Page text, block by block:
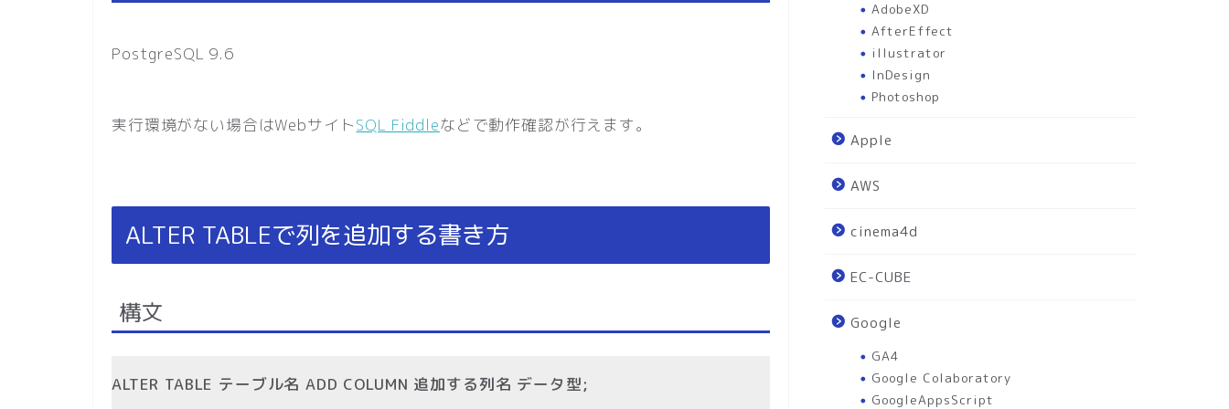
PostgreSQL 9.6
実行環境がない場合はWebサイトSQL Fiddleなどで動作確認が行えます。
ALTER TABLEで列を追加する書き方
構文
ALTER TABLE テーブル名 ADD COLUMN 追加する列名 データ型;
AdobeXD
AfterEffect
illustrator
InDesign
Photoshop
Apple
AWS
cinema4d
EC-CUBE
Google
GA4
Google Colaboratory
GoogleAppsScript